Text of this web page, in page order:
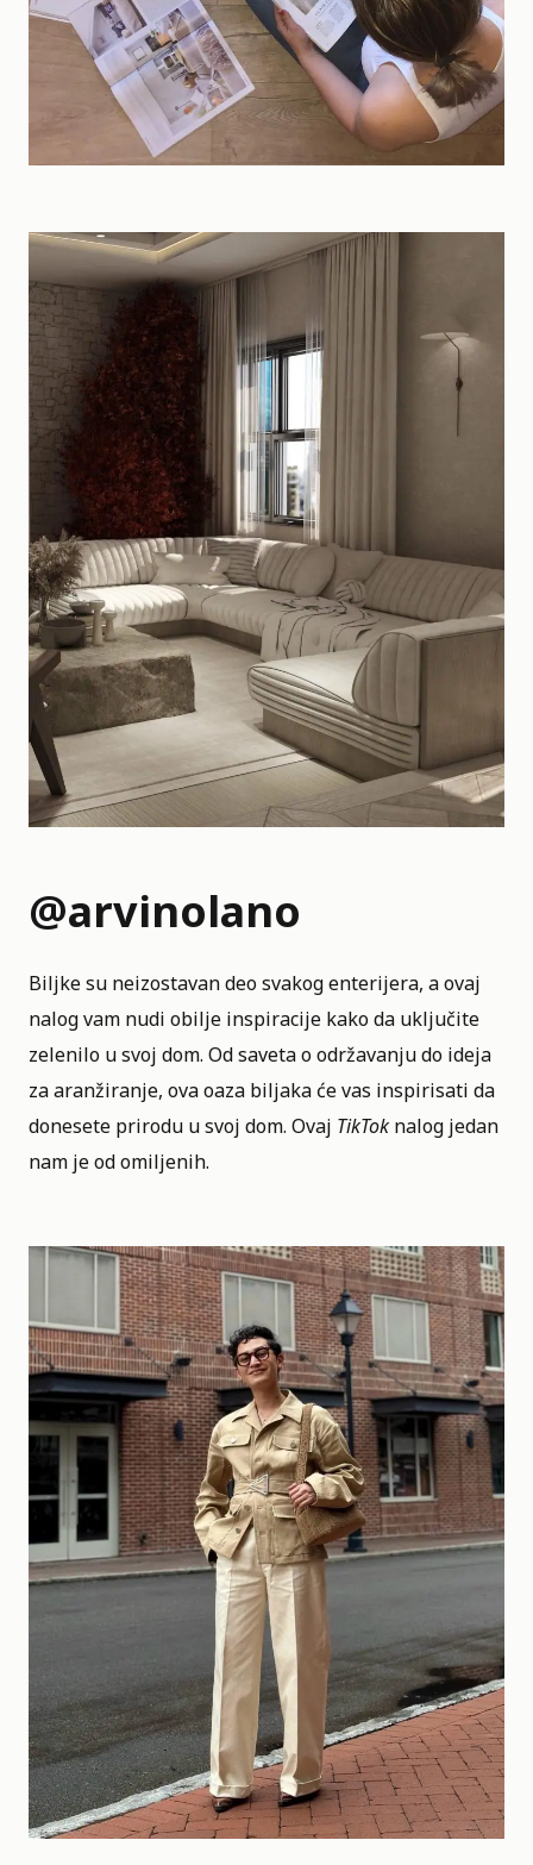
@arvinolano
Biljke su neizostavan deo svakog enterijera, a ovaj
nalog vam nudi obilje inspiracije kako da uključite
zelenilo u svoj dom. Od saveta o održavanju do ideja
za aranžiranje, ova oaza biljaka će vas inspirisati da
donesete prirodu u svoj dom. Ovaj TikTok nalog jedan
nam je od omiljenih.